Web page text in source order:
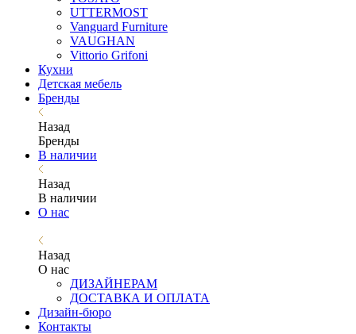
UTTERMOST
Vanguard Furniture
VAUGHAN
Vittorio Grifoni
Кухни
Детская мебель
Бренды
Назад
Бренды
В наличии
Назад
В наличии
О нас
Назад
О нас
ДИЗАЙНЕРАМ
ДОСТАВКА И ОПЛАТА
Дизайн-бюро
Контакты